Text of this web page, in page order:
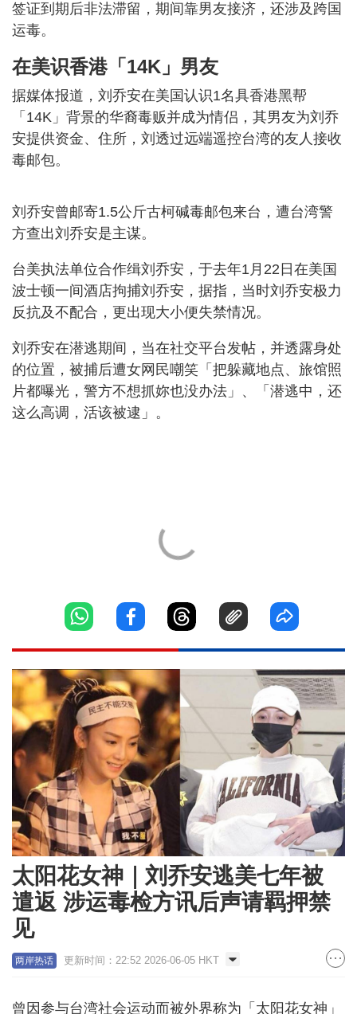
签证到期后非法滞留，期间靠男友接济，还涉及跨国
运毒。
在美识香港「14K」男友
据媒体报道，刘乔安在美国认识1名具香港黑帮
「14K」背景的华裔毒贩并成为情侣，其男友为刘乔
安提供资金、住所，刘透过远端遥控台湾的友人接收
毒邮包。
刘乔安曾邮寄1.5公斤古柯碱毒邮包来台，遭台湾警
方查出刘乔安是主谋。
台美执法单位合作缉刘乔安，于去年1月22日在美国
波士顿一间酒店拘捕刘乔安，据指，当时刘乔安极力
反抗及不配合，更出现大小便失禁情况。
刘乔安在潜逃期间，当在社交平台发帖，并透露身处
的位置，被捕后遭女网民嘲笑「把躲藏地点、旅馆照
片都曝光，警方不想抓妳也没办法」、「潜逃中，还
这么高调，活该被逮」。
太阳花女神｜刘乔安逃美七年被
遣返 涉运毒检方讯后声请羁押禁
见
两岸热话 更新时间：22:52 2026-06-05 HKT
曾因参与台湾社会运动而被外界称为「太阳花女神」